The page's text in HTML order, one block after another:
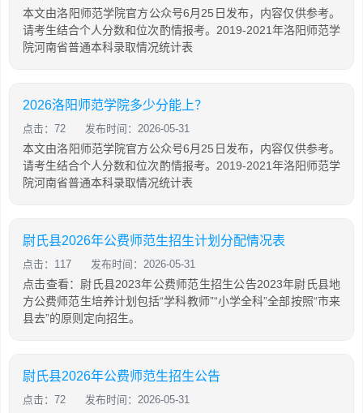
本文由洛阳师范学院官方公众号6月25日发布，内容仅供参考。
请考生结合个人分数和位次酌情报考。2019-2021年洛阳师范学
院河南省普通本科录取情况统计表
2026洛阳师范学院多少分能上？
点击：72 发布时间：2026-05-31
本文由洛阳师范学院官方公众号6月25日发布，内容仅供参考。
请考生结合个人分数和位次酌情报考。2019-2021年洛阳师范学
院河南省普通本科录取情况统计表
尉氏县2026年公费师范生招生计划分配情况表
点击：117 发布时间：2026-05-31
点击查看：尉氏县2023年公费师范生招生公告2023年尉氏县地
方公费师范生培养计划包括“学科教师”“小学全科”全部按照“市来
县去”的原则定向招生。
尉氏县2026年公费师范生招生公告
点击：72 发布时间：2026-05-31